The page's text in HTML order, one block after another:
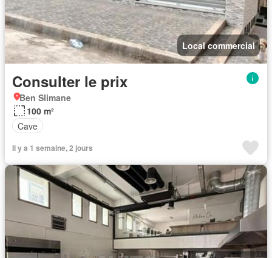
Local commercial
Consulter le prix
Ben Slimane
100 m²
Cave
Il y a 1 semaine, 2 jours